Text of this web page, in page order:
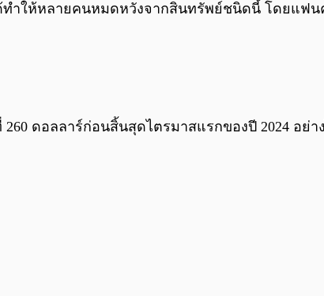
ทำให้หลายคนหมดหวังจากสินทรัพย์ชนิดนี้ โดยแฟ
ดอลลาร์ก่อนสิ้นสุดไตรมาสแรกของปี 2024 อย่